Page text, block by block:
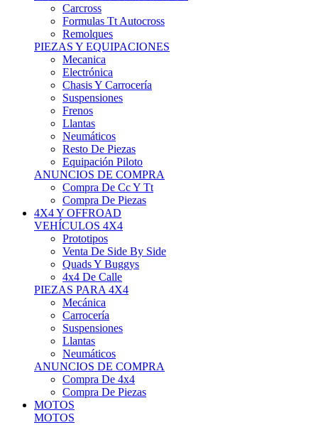
Formulas Tt Autocross
Remolques
PIEZAS Y EQUIPACIONES
Mecanica
Electrónica
Chasis Y Carrocería
Suspensiones
Frenos
Llantas
Neumáticos
Resto De Piezas
Equipación Piloto
ANUNCIOS DE COMPRA
Compra De Cc Y Tt
Compra De Piezas
4X4 Y OFFROAD
VEHÍCULOS 4X4
Prototipos
Venta De Side By Side
Quads Y Buggys
4x4 De Calle
PIEZAS PARA 4X4
Mecánica
Carrocería
Suspensiones
Llantas
Neumáticos
ANUNCIOS DE COMPRA
Compra De 4x4
Compra De Piezas
MOTOS
MOTOS
Motos De Circuito